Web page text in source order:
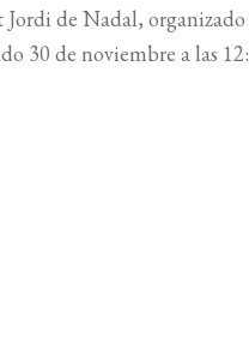
de Nadal,
30 de noviembre a las